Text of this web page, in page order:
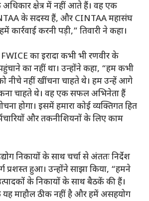
क्षेत्र में नहीं आते हैं। वह एक
के सदस्य हैं, और CINTAA महासंघ
कार्रवाई करनी पड़ी,” तिवारी ने कहा।
का इरादा कभी भी रणवीर के
का नहीं था। उन्होंने कहा, “हम कभी
नीचे नहीं खींचना चाहते थे। हम उन्हें आगे
चाहते थे। वह एक सफल अभिनेता हैं
होगा। इसमें हमारा कोई व्यक्तिगत हित
और तकनीशियनों के लिए काम
निकायों के साथ चर्चा से अंततः निर्देश
प्रशस्त हुआ। उन्होंने साझा किया, “हमने
के निकायों के साथ बैठकें की हैं।
यह माहौल ठीक नहीं है और हमें असहयोग